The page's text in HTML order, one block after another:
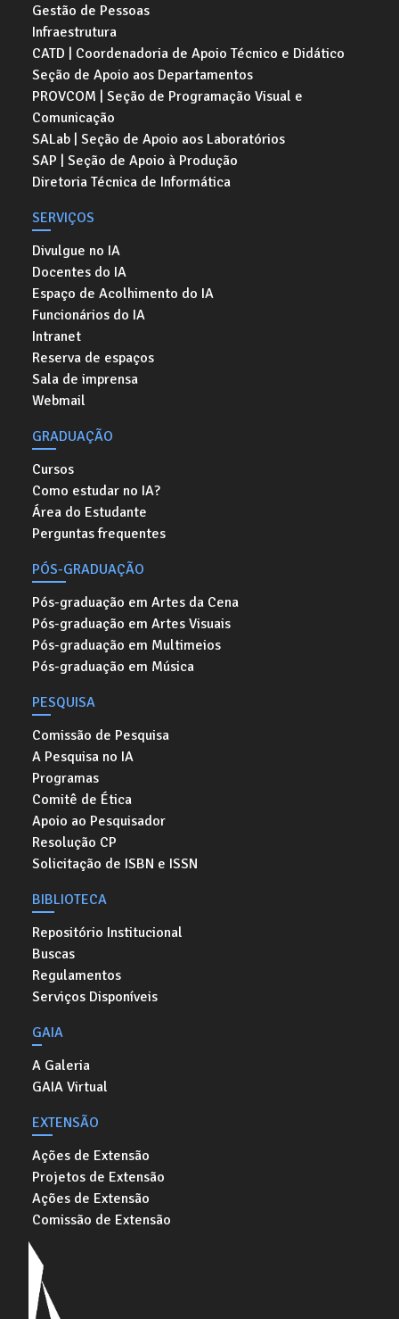
Gestão de Pessoas
Infraestrutura
CATD | Coordenadoria de Apoio Técnico e Didático
Seção de Apoio aos Departamentos
PROVCOM | Seção de Programação Visual e
Comunicação
SALab | Seção de Apoio aos Laboratórios
SAP | Seção de Apoio à Produção
Diretoria Técnica de Informática
SERVIÇOS
Divulgue no IA
Docentes do IA
Espaço de Acolhimento do IA
Funcionários do IA
Intranet
Reserva de espaços
Sala de imprensa
Webmail
GRADUAÇÃO
Cursos
Como estudar no IA?
Área do Estudante
Perguntas frequentes
PÓS-GRADUAÇÃO
Pós-graduação em Artes da Cena
Pós-graduação em Artes Visuais
Pós-graduação em Multimeios
Pós-graduação em Música
PESQUISA
Comissão de Pesquisa
A Pesquisa no IA
Programas
Comitê de Ética
Apoio ao Pesquisador
Resolução CP
Solicitação de ISBN e ISSN
BIBLIOTECA
Repositório Institucional
Buscas
Regulamentos
Serviços Disponíveis
GAIA
A Galeria
GAIA Virtual
EXTENSÃO
Ações de Extensão
Projetos de Extensão
Ações de Extensão
Comissão de Extensão